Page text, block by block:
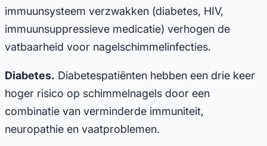
immuunsysteem verzwakken (diabetes, HIV,
immuunsuppressieve medicatie) verhogen de
vatbaarheid voor nagelschimmelinfecties.
Diabetes. Diabetespatiënten hebben een drie keer
hoger risico op schimmelnagels door een
combinatie van verminderde immuniteit,
neuropathie en vaatproblemen.